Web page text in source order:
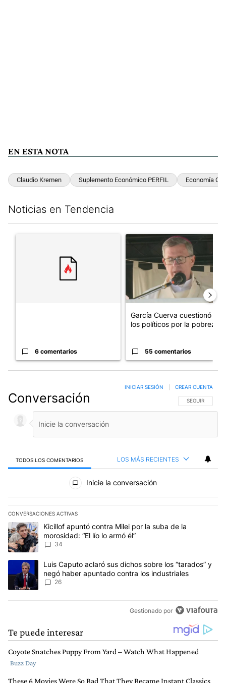
EN ESTA NOTA
Claudio Kremen Suplemento Económico PERFIL Economía
Noticias en Tendencia
Un artículo de tendencia con el título "" con 6 comentarios.
6 comentarios
Un artículo de tendencia con
García Cuerva cuestionó a
los políticos por la pobreza
55 comentarios
Conversación SIGA ESTA
SEGUIR
INICIAR SESIÓN CREAR CUENTA
TODOS LOS COMENTARIOS LOS MÁS RECIENTES
Todos los comentarios
Inicie la conversación
CONVERSACIONES ACTIVAS
Este listado muestra los artículos con más comentarios en los
Un artículo de tendencia con el título "Kicillof apuntó contra Milei
Kicillof apuntó contra Milei por la suba de la
morosidad: “El lío lo armó él”
34
Un artículo de tendencia con el título "Luis Caputo aclaró sus
Luis Caputo aclaró sus dichos sobre los “tarados” y
negó haber apuntado contra los industriales
26
Gestionado por